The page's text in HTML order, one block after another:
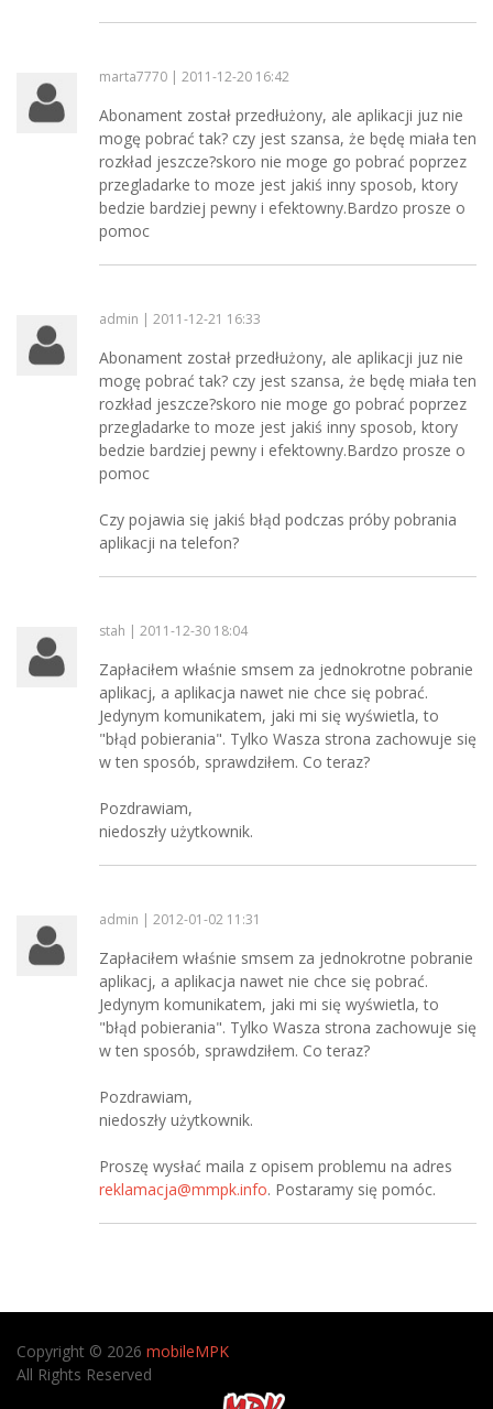
marta7770 | 2011-12-20 16:42
Abonament został przedłużony, ale aplikacji juz nie
mogę pobrać tak? czy jest szansa, że będę miała ten
rozkład jeszcze?skoro nie moge go pobrać poprzez
przegladarke to moze jest jakiś inny sposob, ktory
bedzie bardziej pewny i efektowny.Bardzo prosze o
pomoc
admin | 2011-12-21 16:33
Abonament został przedłużony, ale aplikacji juz nie
mogę pobrać tak? czy jest szansa, że będę miała ten
rozkład jeszcze?skoro nie moge go pobrać poprzez
przegladarke to moze jest jakiś inny sposob, ktory
bedzie bardziej pewny i efektowny.Bardzo prosze o
pomoc
Czy pojawia się jakiś błąd podczas próby pobrania
aplikacji na telefon?
stah | 2011-12-30 18:04
Zapłaciłem właśnie smsem za jednokrotne pobranie
aplikacj, a aplikacja nawet nie chce się pobrać.
Jedynym komunikatem, jaki mi się wyświetla, to
"błąd pobierania". Tylko Wasza strona zachowuje się
w ten sposób, sprawdziłem. Co teraz?
Pozdrawiam,
niedoszły użytkownik.
admin | 2012-01-02 11:31
Zapłaciłem właśnie smsem za jednokrotne pobranie
aplikacj, a aplikacja nawet nie chce się pobrać.
Jedynym komunikatem, jaki mi się wyświetla, to
"błąd pobierania". Tylko Wasza strona zachowuje się
w ten sposób, sprawdziłem. Co teraz?
Pozdrawiam,
niedoszły użytkownik.
Proszę wysłać maila z opisem problemu na adres
reklamacja@mmpk.info. Postaramy się pomóc.
Copyright © 2026 mobileMPK
All Rights Reserved